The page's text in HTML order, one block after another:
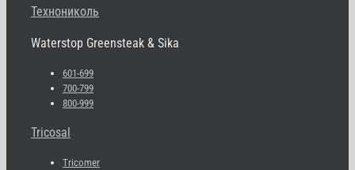
Технониколь
Waterstop Greensteak & Sika
601-699
700-799
800-999
Tricosal
Tricomer